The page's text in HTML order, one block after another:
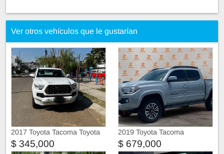
Ver otros vehículos que le gustarían
2017 Toyota Tacoma Toyota
Tacoma 2017 4 cilindros
$ 345,000
2019 Toyota Tacoma
$ 679,000